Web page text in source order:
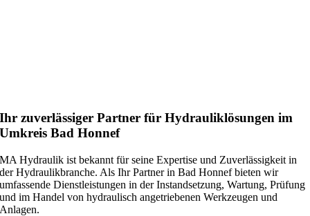
Ihr zuverlässiger Partner für Hydrauliklösungen im
Umkreis Bad Honnef
MA Hydraulik ist bekannt für seine Expertise und Zuverlässigkeit in
der Hydraulikbranche. Als Ihr Partner in Bad Honnef bieten wir
umfassende Dienstleistungen in der Instandsetzung, Wartung, Prüfung
und im Handel von hydraulisch angetriebenen Werkzeugen und
Anlagen.